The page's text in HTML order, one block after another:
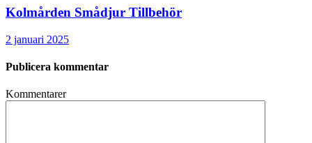
Kolmården Smådjur Tillbehör
2 januari 2025
Publicera kommentar
Kommentarer